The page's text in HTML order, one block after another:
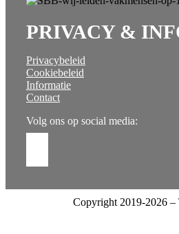
PRIVACY &
Privacybeleid
Cookiebeleid
Informatie
Contact
Volg ons op social media:
Copyright 2019-2026 –